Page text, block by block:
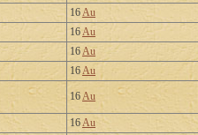
16Au
16Au
16Au
16Au
16Au
16Au